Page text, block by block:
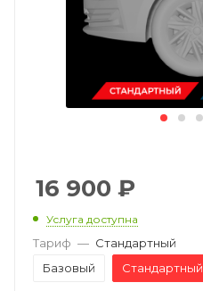
16 900 ₽
Услуга доступна
Тариф — Стандартный
Базовый
Стандартный